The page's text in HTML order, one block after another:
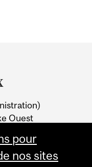
Ouest
pour
nos sites